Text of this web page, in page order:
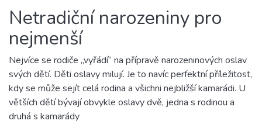
Netradiční narozeniny pro
nejmenší
Nejvíce se rodiče „vyřádí“ na přípravě narozeninových oslav
svých dětí. Děti oslavy milují. Je to navíc perfektní příležitost,
kdy se může sejít celá rodina a všichni nejbližší kamarádi. U
větších dětí bývají obvykle oslavy dvě, jedna s rodinou a
druhá s kamarády